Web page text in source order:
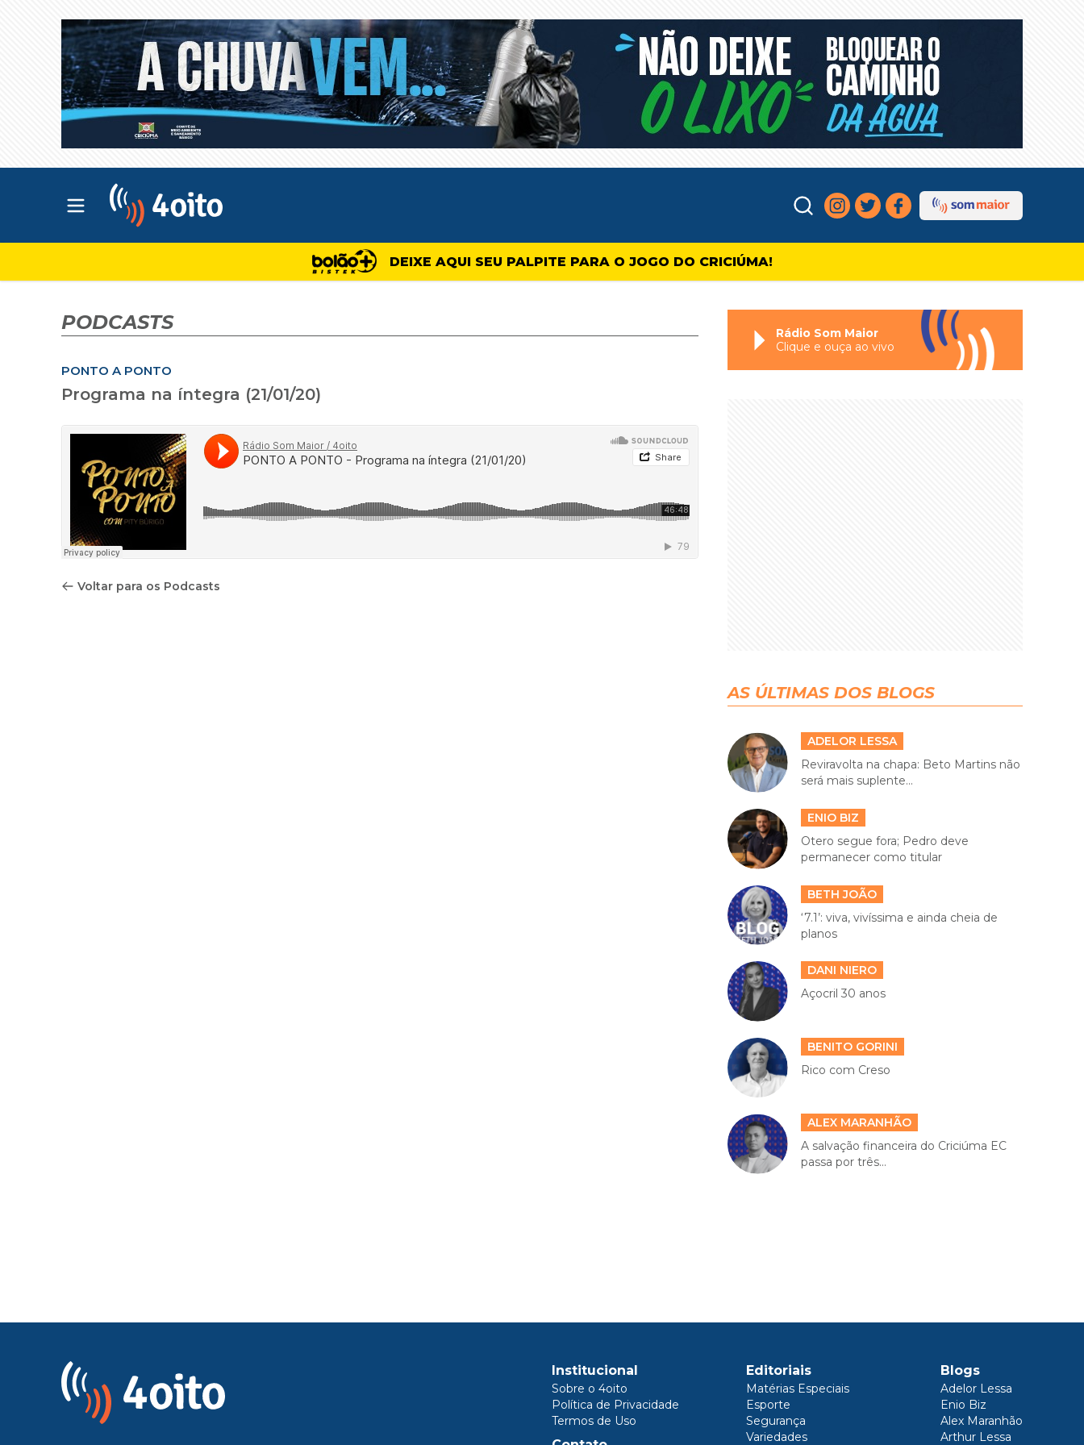
Abrir menu principal
DEIXE AQUI SEU PALPITE PARA O JOGO DO CRICIÚMA!
PODCASTS
PONTO A PONTO
Programa na íntegra (21/01/20)
Voltar para os Podcasts
Rádio Som Maior
Clique e ouça ao vivo
AS ÚLTIMAS DOS BLOGS
ADELOR LESSA
Reviravolta na chapa: Beto Martins não
será mais suplente...
ENIO BIZ
Otero segue fora; Pedro deve
permanecer como titular
BETH JOÃO
‘7.1’: viva, vivíssima e ainda cheia de
planos
DANI NIERO
Açocril 30 anos
BENITO GORINI
Rico com Creso
ALEX MARANHÃO
A salvação financeira do Criciúma EC
passa por três...
Institucional
Sobre o 4oito
Política de Privacidade
Termos de Uso
Editoriais
Matérias Especiais
Esporte
Segurança
Variedades
Blogs
Adelor Lessa
Enio Biz
Alex Maranhão
Arthur Lessa